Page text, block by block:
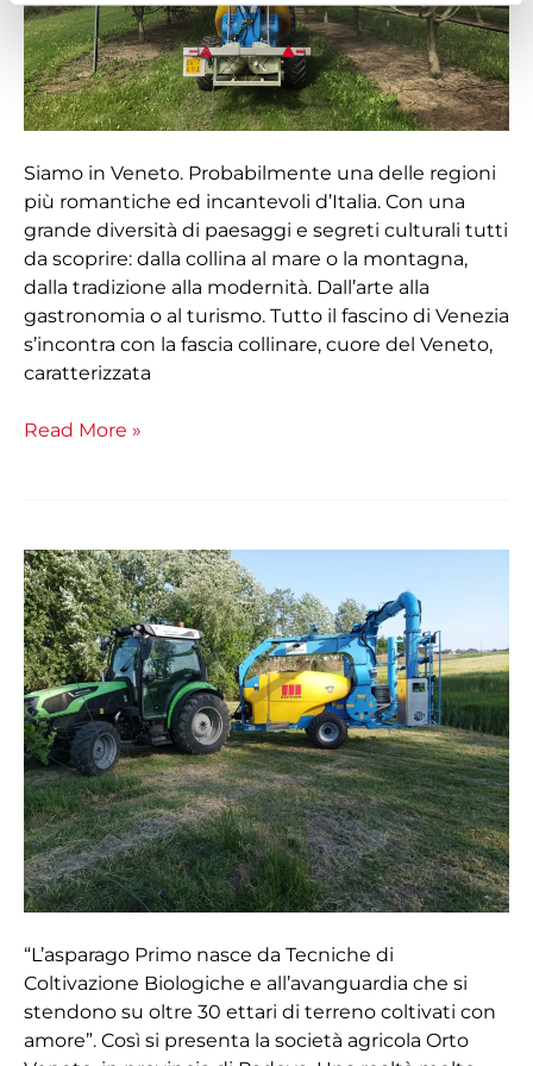
Siamo in Veneto. Probabilmente una delle regioni
più romantiche ed incantevoli d’Italia. Con una
grande diversità di paesaggi e segreti culturali tutti
da scoprire: dalla collina al mare o la montagna,
dalla tradizione alla modernità. Dall’arte alla
gastronomia o al turismo. Tutto il fascino di Venezia
s’incontra con la fascia collinare, cuore del Veneto,
caratterizzata
Read More »
“L’asparago Primo nasce da Tecniche di
Coltivazione Biologiche e all’avanguardia che si
stendono su oltre 30 ettari di terreno coltivati con
amore”. Così si presenta la società agricola Orto
“Tutti
sappiamo
che
Martignani
è
il
TOP”